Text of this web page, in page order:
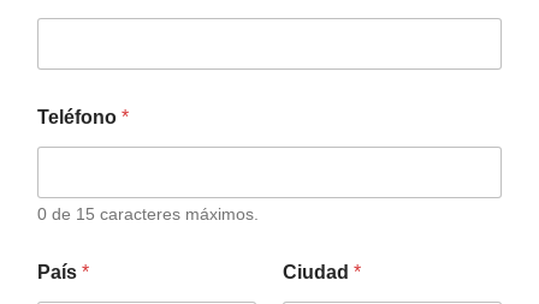
Teléfono *
0 de 15 caracteres máximos.
País * Ciudad *